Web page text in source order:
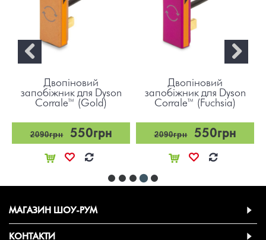
Двопіновий
запобіжник для Dyson
Corrale™ (Gold)
2090грн 550грн
Двопіновий
запобіжник для Dyson
Corrale™ (Fuchsia)
2090грн 550грн
МАГАЗИН ШОУ-РУМ
КОНТАКТИ